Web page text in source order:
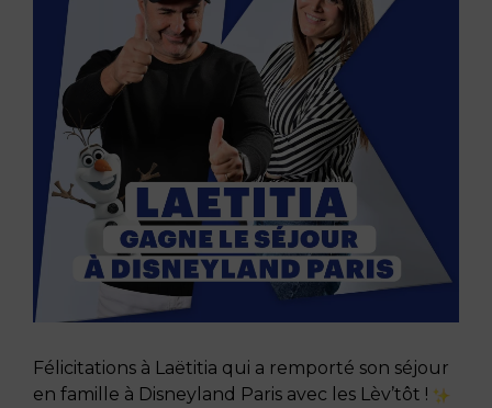
Félicitations à Laëtitia qui a remporté son séjour
en famille à Disneyland Paris avec les Lèv’tôt !